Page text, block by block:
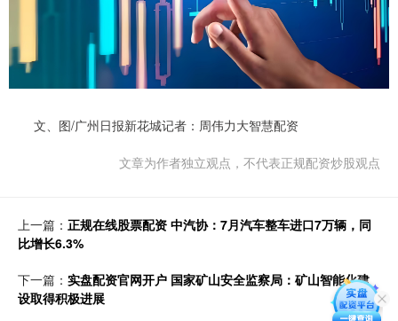
文、图/广州日报新花城记者：周伟力大智慧配资
文章为作者独立观点，不代表正规配资炒股观点
上一篇： 正规在线股票配资 中汽协：7月汽车整车进口7万辆，同
比增长6.3%
下一篇： 实盘配资官网开户 国家矿山安全监察局：矿山智能化建
设取得积极进展